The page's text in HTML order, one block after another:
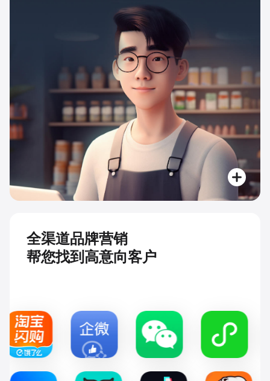
全渠道品牌营销
帮您找到高意向客户